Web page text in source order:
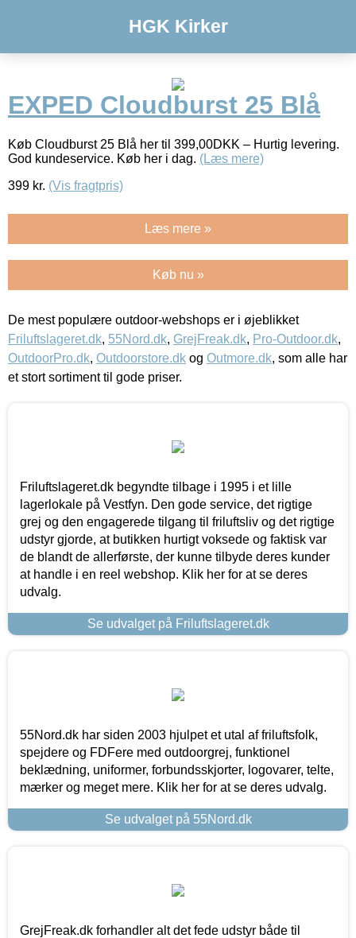
HGK Kirker
EXPED Cloudburst 25 Blå
Køb Cloudburst 25 Blå her til 399,00DKK – Hurtig levering.
God kundeservice. Køb her i dag. (Læs mere)
399 kr. (Vis fragtpris)
Læs mere »
Køb nu »
De mest populære outdoor-webshops er i øjeblikket
Friluftslageret.dk, 55Nord.dk, GrejFreak.dk, Pro-Outdoor.dk,
OutdoorPro.dk, Outdoorstore.dk og Outmore.dk, som alle har
et stort sortiment til gode priser.
Friluftslageret.dk begyndte tilbage i 1995 i et lille
lagerlokale på Vestfyn. Den gode service, det rigtige
grej og den engagerede tilgang til friluftsliv og det rigtige
udstyr gjorde, at butikken hurtigt voksede og faktisk var
de blandt de allerførste, der kunne tilbyde deres kunder
at handle i en reel webshop. Klik her for at se deres
udvalg.
Se udvalget på Friluftslageret.dk
55Nord.dk har siden 2003 hjulpet et utal af friluftsfolk,
spejdere og FDFere med outdoorgrej, funktionel
beklædning, uniformer, forbundsskjorter, logovarer, telte,
mærker og meget mere. Klik her for at se deres udvalg.
Se udvalget på 55Nord.dk
GrejFreak.dk forhandler alt det fede udstyr både til